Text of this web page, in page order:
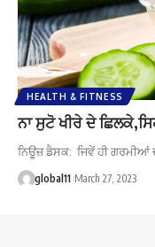
HEALTH & FITNESS
ਨਾ ਸੁਟੋ ਖੀਰੇ ਦੇ
ਨਿਊਜ਼ ਡੈਸਕ: ਜਿਵੇਂ ਹੀ
global11 March 27, 2023